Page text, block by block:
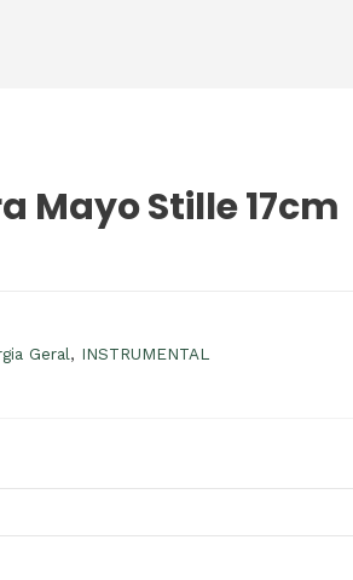
Mayo Stille 17cm
Geral, INSTRUMENTAL